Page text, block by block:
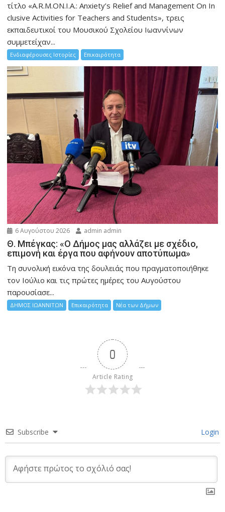
τίτλο «A.R.M.ON.I.A.: Anxiety’s Relief and Management On In
clusive Activities for Teachers and Students», τρεις
εκπαιδευτικοί του Μουσικού Σχολείου Ιωαννίνων
συμμετείχαν...
Ενδιαφέρουσες Ιστορίες Επικαιρότητα
6 Αυγούστου 2026 admin admin
Θ. Μπέγκας: «Ο Δήμος μας αλλάζει με σχέδιο,
επιμονή και έργα που αφήνουν αποτύπωμα»
Τη συνολική εικόνα της δουλειάς που πραγματοποιήθηκε
τον Ιούλιο και τις πρώτες ημέρες του Αυγούστου
παρουσίασε...
ΔΗΜΟΣ ΙΩΑΝΝΙΤΩΝ Επικαιρότητα Νέα των Δήμων
0
Article Rating
Subscribe Login